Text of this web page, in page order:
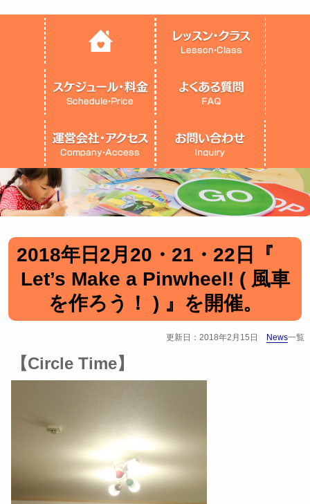
2018年日2月20・21・22日『
Let’s Make a Pinwheel! ( 風車
を作ろう！ ) 』を開催。
更新日：2018年2月15日 News一覧
【Circle Time】